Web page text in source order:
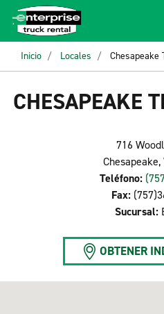
Inicio Locales Chesapeake
CHESAPEAKE
716
Teléfono:
Fax:
Sucursal:
OBTENER